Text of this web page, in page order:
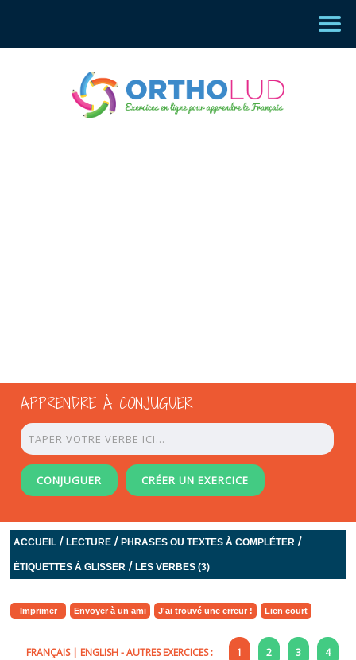
APPRENDRE À CONJUGUER
CONJUGUER CRÉER UN EXERCICE
ACCUEIL /LECTURE /PHRASES OU TEXTES À COMPLÉTER /
ÉTIQUETTES À GLISSER /LES VERBES (3)
Imprimer Envoyer à un ami J'ai trouvé une erreur ! Lien court
FRANÇAIS| ENGLISH- AUTRES EXERCICES : 1 2 3 4